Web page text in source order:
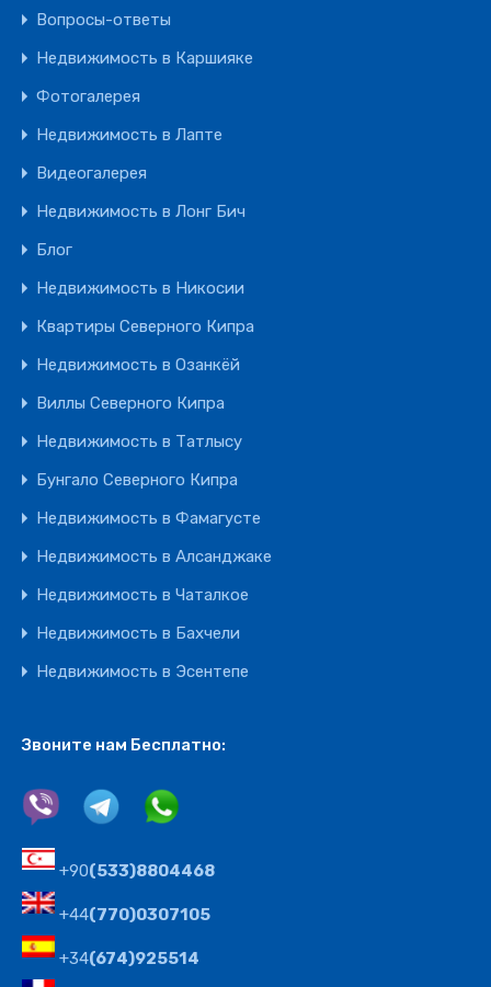
Вопросы-ответы
Недвижимость в Каршияке
Фотогалерея
Недвижимость в Лапте
Видеогалерея
Недвижимость в Лонг Бич
Блог
Недвижимость в Никосии
Квартиры Северного Кипра
Недвижимость в Озанкёй
Виллы Северного Кипра
Недвижимость в Татлысу
Бунгало Северного Кипра
Недвижимость в Фамагусте
Недвижимость в Алсанджаке
Недвижимость в Чаталкое
Недвижимость в Бахчели
Недвижимость в Эсентепе
Звоните нам Бесплатно:
+90(533)8804468
+44(770)0307105
+34(674)925514